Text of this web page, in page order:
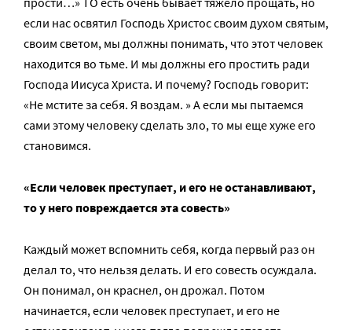
если нас освятил Господь Христос своим духом святым,
своим светом, мы должны понимать, что этот человек
находится во тьме. И мы должны его простить ради
Господа Иисуса Христа. И почему? Господь говорит:
«Не мстите за себя. Я воздам. » А если мы пытаемся
сами этому человеку сделать зло, то мы еще хуже его
становимся.
«Если человек преступает, и его не останавливают,
то у него повреждается эта совесть»
Каждый может вспомнить себя, когда первый раз он
делал то, что нельзя делать. И его совесть осуждала.
Он понимал, он краснел, он дрожал. Потом
начинается, если человек преступает, и его не